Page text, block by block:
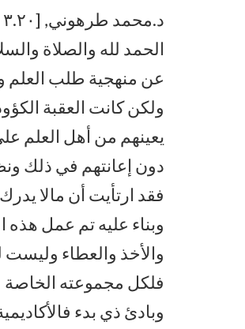
د.محمد طرهوني, [٢٥.٠٣.٢٠ ١٨:٢٦]
الحمد لله والصلاة
عن منهجية طلب العلم
ولكن كانت العقبة
يعينهم من أهل العلم
دون إعانتهم في ذلك
فقد ارتأيت أن مالا
وبناء عليه تم عمل هذه
والأخذ والعطاء وليست
فلكل مجموعته الخاصة
وبادئ ذي بدء